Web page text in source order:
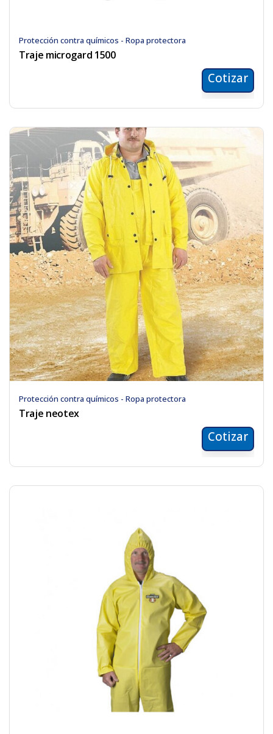
Protección contra químicos - Ropa protectora
Traje microgard 1500
Cotizar
Protección contra químicos - Ropa protectora
Traje neotex
Cotizar